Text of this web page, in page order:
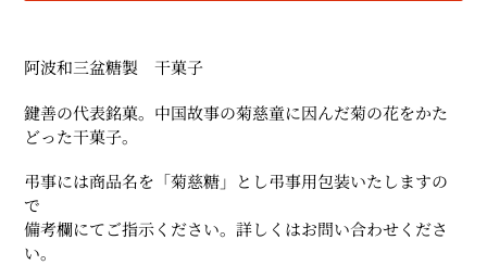
ー
ト
に
商
を
追
加
す
阿波和三盆糖製 干菓子
鍵善の代表銘菓。中国故事の菊慈童に因んだ菊の花をかた
どった干菓子。
弔事には商品名を「菊慈糖」とし弔事用包装いたしますの
で
備考欄にてご指示ください。詳しくはお問い合わせくださ
い。